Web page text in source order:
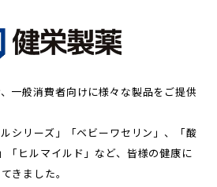
一般消費者向けに様々な製品をご提供
シリーズ」「ベビーワセリン」、「酸
「ヒルマイルド」など、皆様の健康に
きました。